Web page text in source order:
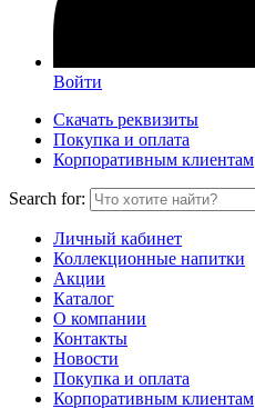
Войти
Скачать реквизиты
Покупка и оплата
Корпоративным клиентам
Search for:
Личный кабинет
Коллекционные напитки
Акции
Каталог
О компании
Контакты
Новости
Покупка и оплата
Корпоративным клиентам